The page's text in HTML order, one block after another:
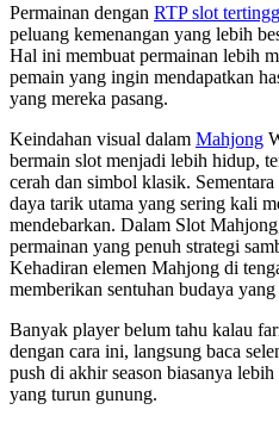
Permainan dengan RTP slot
peluang kemenangan yang lebih
Hal ini membuat permainan lebih
pemain yang ingin mendapatkan
yang mereka pasang.
Keindahan visual dalam Mahjong
bermain slot menjadi lebih hidup,
cerah dan simbol klasik.
daya tarik utama yang sering kali
mendebarkan. Dalam Slot
permainan yang penuh strategi
Kehadiran elemen Mahjong di
memberikan sentuhan budaya
Banyak player belum tahu kalau
dengan cara ini, langsung baca
push di akhir season biasanya
yang turun gunung.